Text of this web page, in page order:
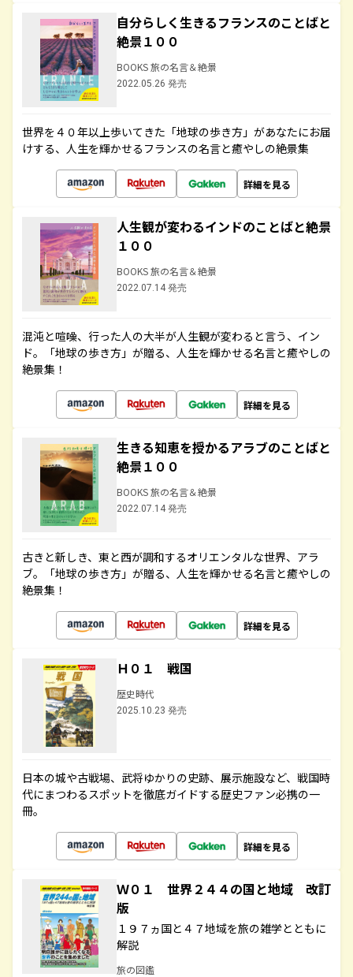
自分らしく生きるフランスのことばと
絶景１００
BOOKS 旅の名言＆絶景
2022.05.26 発売
世界を４０年以上歩いてきた「地球の歩き方」があなたにお届
けする、人生を輝かせるフランスの名言と癒やしの絶景集
詳細を見る
人生観が変わるインドのことばと絶景
１００
BOOKS 旅の名言＆絶景
2022.07.14 発売
混沌と喧噪、行った人の大半が人生観が変わると言う、イン
ド。「地球の歩き方」が贈る、人生を輝かせる名言と癒やしの
絶景集！
詳細を見る
生きる知恵を授かるアラブのことばと
絶景１００
BOOKS 旅の名言＆絶景
2022.07.14 発売
古きと新しき、東と西が調和するオリエンタルな世界、アラ
ブ。「地球の歩き方」が贈る、人生を輝かせる名言と癒やしの
絶景集！
詳細を見る
Ｈ０１ 戦国
歴史時代
2025.10.23 発売
日本の城や古戦場、武将ゆかりの史跡、展示施設など、戦国時
代にまつわるスポットを徹底ガイドする歴史ファン必携の一
冊。
詳細を見る
Ｗ０１ 世界２４４の国と地域 改訂
版
１９７ヵ国と４７地域を旅の雑学とともに
解説
旅の図鑑